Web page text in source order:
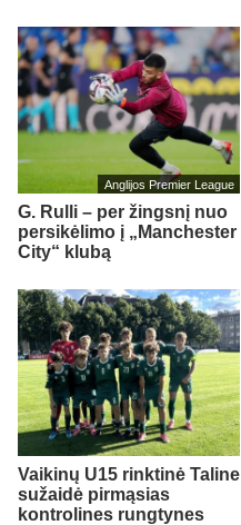
Anglijos Premier League
G. Rulli – per žingsnį nuo
persikėlimo į „Manchester
City“ klubą
Vaikinų U15 rinktinė Taline
sužaidė pirmąsias
kontrolines rungtynes